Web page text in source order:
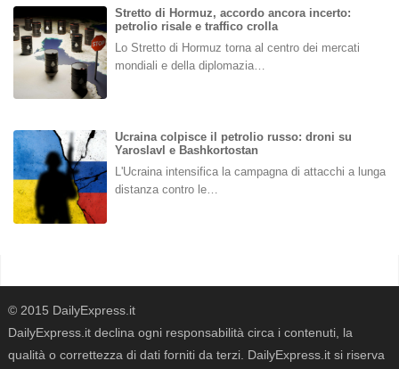
Stretto di Hormuz, accordo ancora incerto:
petrolio risale e traffico crolla
Lo Stretto di Hormuz torna al centro dei mercati
mondiali e della diplomazia…
Ucraina colpisce il petrolio russo: droni su
Yaroslavl e Bashkortostan
L'Ucraina intensifica la campagna di attacchi a lunga
distanza contro le…
© 2015 DailyExpress.it
DailyExpress.it declina ogni responsabilità circa i contenuti, la
qualità o correttezza di dati forniti da terzi. DailyExpress.it si riserva